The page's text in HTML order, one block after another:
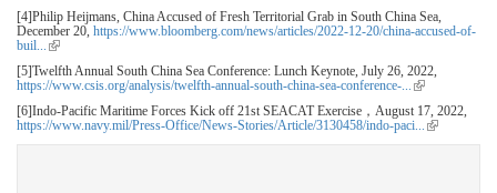
[4]Philip Heijmans, China Accused of Fresh Territorial Grab in South China Sea,
December 20, https://www.bloomberg.com/news/articles/2022-12-20/china-accused-of-
buil...
(link is external)
[5]Twelfth Annual South China Sea Conference: Lunch Keynote, July 26, 2022,
https://www.csis.org/analysis/twelfth-annual-south-china-sea-conference-...
(link is external)
[6]Indo-Pacific Maritime Forces Kick off 21st SEACAT Exercise，August 17, 2022,
https://www.navy.mil/Press-Office/News-Stories/Article/3130458/indo-paci...
(link is